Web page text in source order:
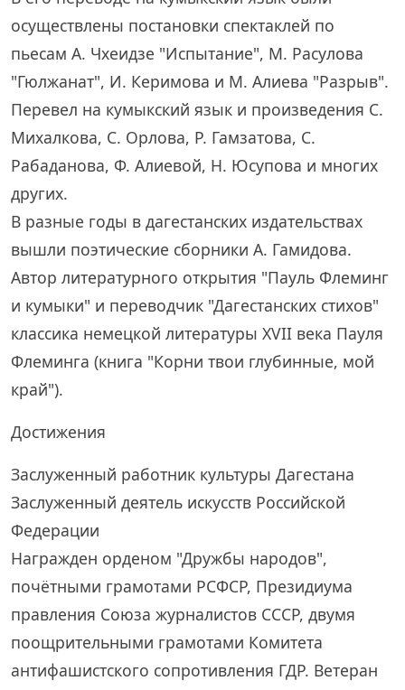
осуществлены постановки спектаклей по
пьесам А. Чхеидзе "Испытание", М. Расулова
"Гюлжанат", И. Керимова и М. Алиева "Разрыв".
Перевел на кумыкский язык и произведения С.
Михалкова, С. Орлова, Р. Гамзатова, С.
Рабаданова, Ф. Алиевой, Н. Юсупова и многих
других.
В разные годы в дагестанских издательствах
вышли поэтические сборники А. Гамидова.
Автор литературного открытия "Пауль Флеминг
и кумыки" и переводчик "Дагестанских стихов"
классика немецкой литературы XVII века Пауля
Флеминга (книга "Корни твои глубинные, мой
край").
Достижения
Заслуженный работник культуры Дагестана
Заслуженный деятель искусств Российской
Федерации
Награжден орденом "Дружбы народов",
почётными грамотами РСФСР, Президиума
правления Союза журналистов СССР, двумя
поощрительными грамотами Комитета
антифашистского сопротивления ГДР. Ветеран